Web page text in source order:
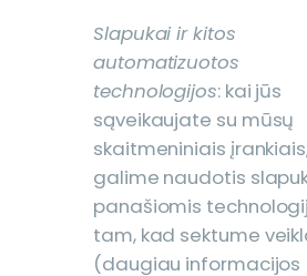
Slapukai ir kitos
automatizuotos
technologijos: kai jūs
sąveikaujate su mūsų
skaitmeniniais
galime naudotis
panašiomis
tam, kad sektume
(daugiau informacijos